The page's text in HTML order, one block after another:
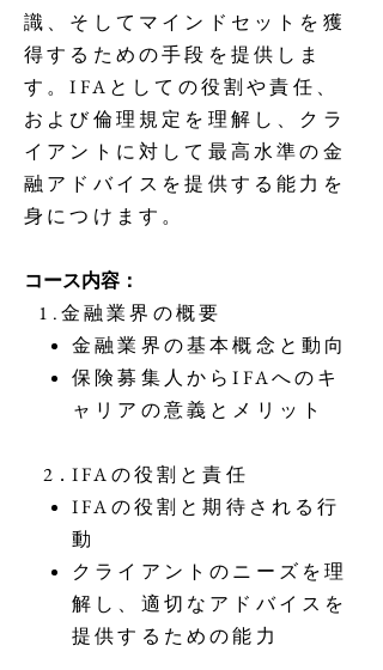
識、そしてマインドセットを獲
得するための手段を提供しま
す。IFAとしての役割や責任、
および倫理規定を理解し、クラ
イアントに対して最高水準の金
融アドバイスを提供する能力を
身につけます。
コース内容：
1.金融業界の概要
金融業界の基本概念と動向
保険募集人からIFAへのキ
ャリアの意義とメリット
2．​ IFAの役割と責任
IFAの役割と期待される行
動
クライアントのニーズを理
解し、適切なアドバイスを
提供するための能力